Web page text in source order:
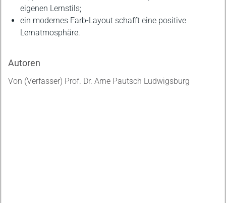
eigenen Lernstils;
ein modernes Farb-Layout schafft eine positive
Lernatmosphäre.
Autoren
Von (Verfasser) Prof. Dr. Arne Pautsch Ludwigsburg